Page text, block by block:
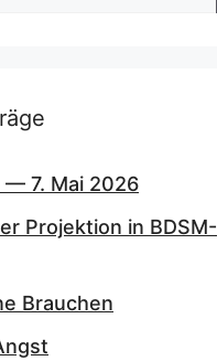
— 7. Mai 2026
Projektion in BDSM-
Brauchen